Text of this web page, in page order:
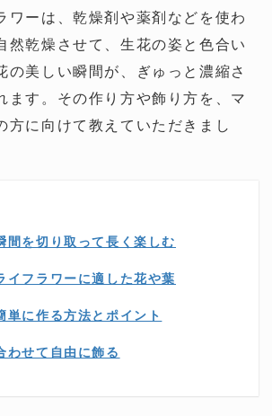
ワーは、乾燥剤や薬剤などを使わ
然乾燥させて、生花の姿と色合い
の美しい瞬間が、ぎゅっと濃縮さ
ます。その作り方や飾り方を、マ
方に向けて教えていただきまし
間を切り取って長く楽しむ
イフラワーに適した花や葉
単に作る方法とポイント
わせて自由に飾る